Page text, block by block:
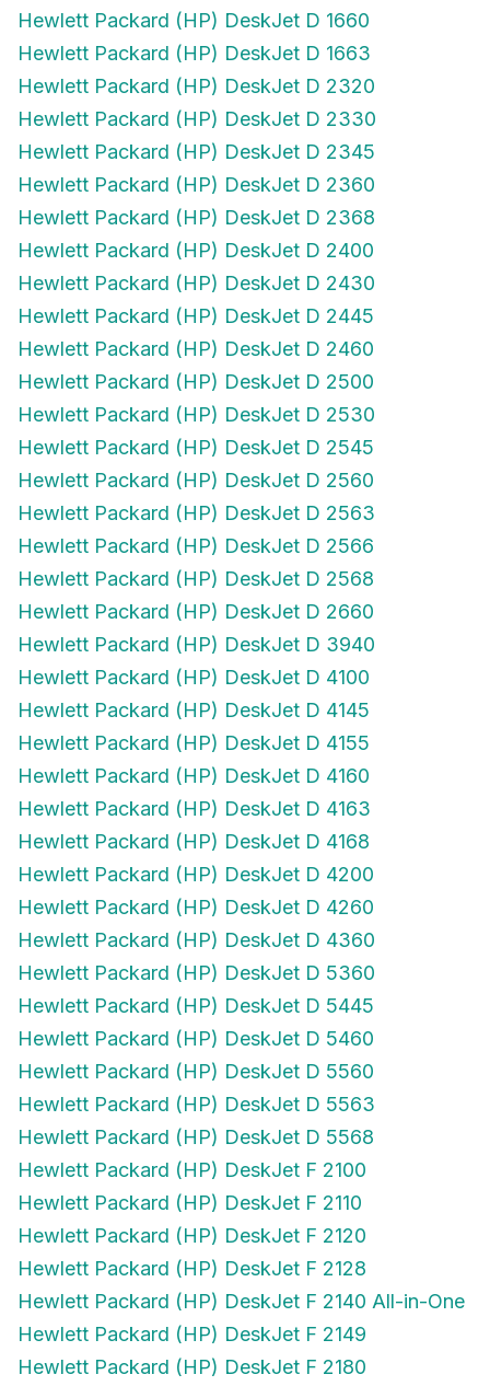
Hewlett Packard (HP) DeskJet D 1660
Hewlett Packard (HP) DeskJet D 1663
Hewlett Packard (HP) DeskJet D 2320
Hewlett Packard (HP) DeskJet D 2330
Hewlett Packard (HP) DeskJet D 2345
Hewlett Packard (HP) DeskJet D 2360
Hewlett Packard (HP) DeskJet D 2368
Hewlett Packard (HP) DeskJet D 2400
Hewlett Packard (HP) DeskJet D 2430
Hewlett Packard (HP) DeskJet D 2445
Hewlett Packard (HP) DeskJet D 2460
Hewlett Packard (HP) DeskJet D 2500
Hewlett Packard (HP) DeskJet D 2530
Hewlett Packard (HP) DeskJet D 2545
Hewlett Packard (HP) DeskJet D 2560
Hewlett Packard (HP) DeskJet D 2563
Hewlett Packard (HP) DeskJet D 2566
Hewlett Packard (HP) DeskJet D 2568
Hewlett Packard (HP) DeskJet D 2660
Hewlett Packard (HP) DeskJet D 3940
Hewlett Packard (HP) DeskJet D 4100
Hewlett Packard (HP) DeskJet D 4145
Hewlett Packard (HP) DeskJet D 4155
Hewlett Packard (HP) DeskJet D 4160
Hewlett Packard (HP) DeskJet D 4163
Hewlett Packard (HP) DeskJet D 4168
Hewlett Packard (HP) DeskJet D 4200
Hewlett Packard (HP) DeskJet D 4260
Hewlett Packard (HP) DeskJet D 4360
Hewlett Packard (HP) DeskJet D 5360
Hewlett Packard (HP) DeskJet D 5445
Hewlett Packard (HP) DeskJet D 5460
Hewlett Packard (HP) DeskJet D 5560
Hewlett Packard (HP) DeskJet D 5563
Hewlett Packard (HP) DeskJet D 5568
Hewlett Packard (HP) DeskJet F 2100
Hewlett Packard (HP) DeskJet F 2110
Hewlett Packard (HP) DeskJet F 2120
Hewlett Packard (HP) DeskJet F 2128
Hewlett Packard (HP) DeskJet F 2140 All-in-One
Hewlett Packard (HP) DeskJet F 2149
Hewlett Packard (HP) DeskJet F 2180